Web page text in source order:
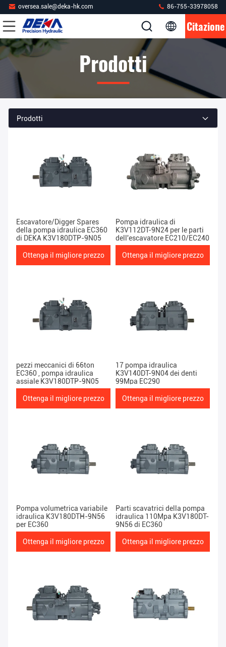
oversea.sale@deka-hk.com 86-755-33978058
Citazione
Prodotti
Prodotti
Escavatore/Digger Spares
della pompa idraulica EC360
di DEKA K3V180DTP-9N05
Ottenga il migliore prezzo
Pompa idraulica di
K3V112DT-9N24 per le parti
dell'escavatore EC210/EC240
Ottenga il migliore prezzo
pezzi meccanici di 66ton
EC360 , pompa idraulica
assiale K3V180DTP-9N05
Ottenga il migliore prezzo
17 pompa idraulica
K3V140DT-9N04 dei denti
99Mpa EC290
Ottenga il migliore prezzo
Pompa volumetrica variabile
idraulica K3V180DTH-9N56
per EC360
Ottenga il migliore prezzo
Parti scavatrici della pompa
idraulica 110Mpa K3V180DT-
9N56 di EC360
Ottenga il migliore prezzo